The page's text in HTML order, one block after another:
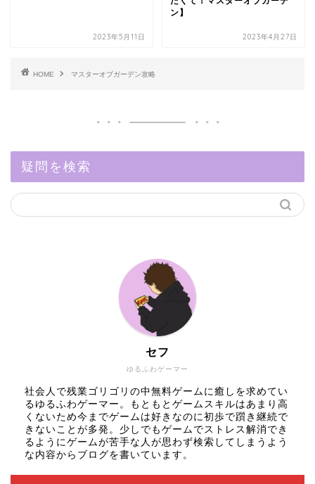
2023年5月11日
ン】
2023年4月27日
HOME マスターオブガーデン攻略
疑問を検索
ゆるふわゲーマー
セフ
社会人で残業ゴリゴリの中無料ゲームに癒しを求めてい
るゆるふわゲーマー。もともとゲームスキルはあまり高
くないため今までゲームは好きなのに初歩で躓き継続で
きないことが多発。少しでもゲームでストレス解消でき
るようにゲームが苦手な人が思わず検索してしまうよう
な内容からブログを書いています。